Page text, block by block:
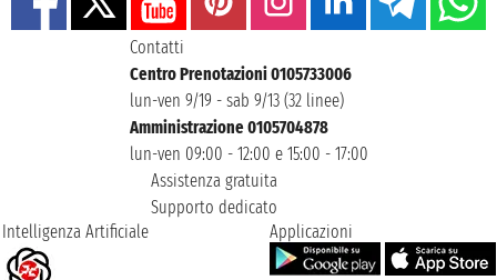
Contatti
Centro Prenotazioni 0105733006
lun-ven 9/19 - sab 9/13 (32 linee)
Amministrazione 0105704878
lun-ven 09:00 - 12:00 e 15:00 - 17:00
Assistenza gratuita
Supporto dedicato
Intelligenza Artificiale
Applicazioni